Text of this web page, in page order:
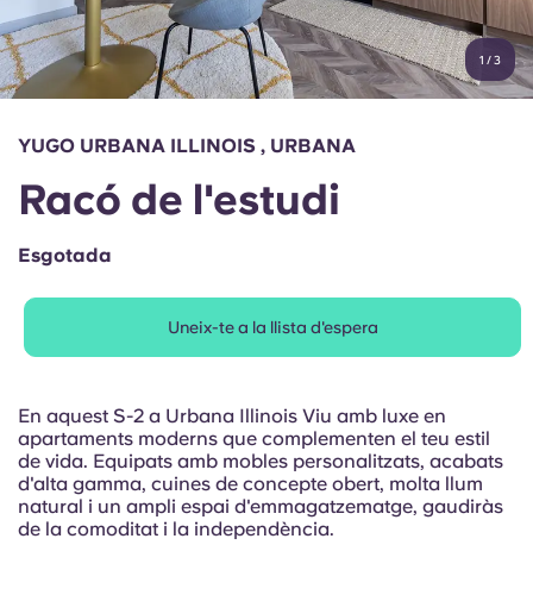
Compte Llengua
English (GB)
Chinese
Català
Italian
French
Selecciona un país
Reserva ara
Portuguese
1 /3
YUGO URBANA ILLINOIS , URBANA
Racó de l'estudi
Esgotada
Uneix-te a la llista d'espera
En aquest S-2 a Urbana Illinois Viu amb luxe en
apartaments moderns que complementen el teu estil
de vida. Equipats amb mobles personalitzats, acabats
d'alta gamma, cuines de concepte obert, molta llum
natural i un ampli espai d'emmagatzematge, gaudiràs
de la comoditat i la independència.